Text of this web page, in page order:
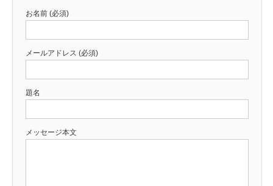
お名前 (必須)
メールアドレス (必須)
題名
メッセージ本文